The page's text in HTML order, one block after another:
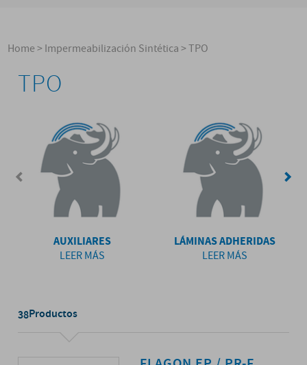
Home>Impermeabilización Sintética>TPO
TPO
AUXILIARES
LEER MÁS
LÁMINAS ADHERIDAS
LEER MÁS
38Productos